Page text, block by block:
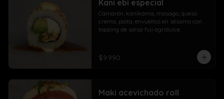
Kani ebi especial
Camarón, kanikama, masago, queso
crema, palta, envueltos en sésamo con
topping de salsa fuji agridulce
$9.990
Maki acevichado roll